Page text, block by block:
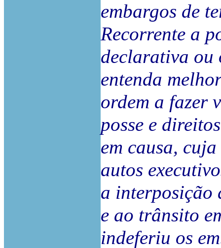
embargos de
Recorrente a
declarativa ou
entenda
ordem a fazer
posse e
em causa,
autos
a interposição
e ao trânsito
indeferiu os